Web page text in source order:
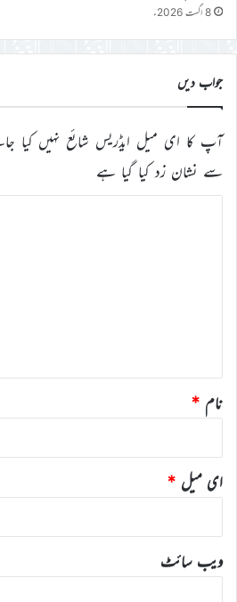
8 اگست 2026ء
جواب دیں
آپ کا ای میل ایڈریس شائع نہیں کیا
سے نشان زد کیا گیا ہے
نام *
ای میل *
ویب‌ سائٹ